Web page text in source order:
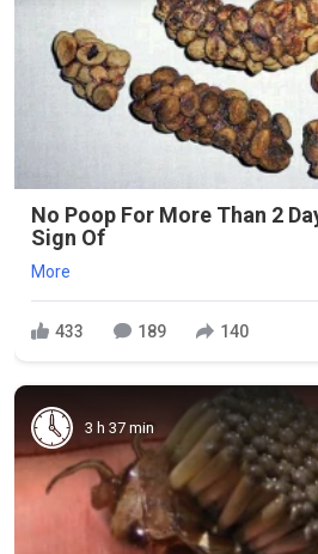
No Poop For More Than 2
Sign Of
More
433 189 140
3 h 37 min